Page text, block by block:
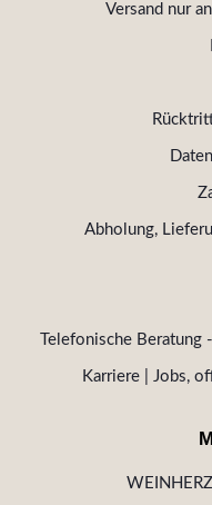
Versand nur
Abholung,
Telefonische
Karriere | Jobs,